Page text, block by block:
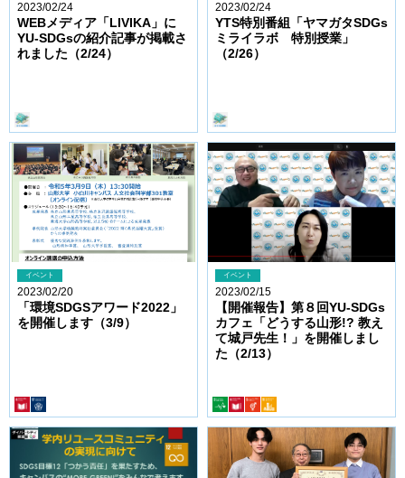
2023/02/24
WEBメディア「LIVIKA」に
YU-SDGsの紹介記事が掲載さ
れました（2/24）
2023/02/24
YTS特別番組「ヤマガタSDGs
ミライラボ 特別授業」
（2/26）
イベント
2023/02/20
「環境SDGSアワード2022」
を開催します（3/9）
イベント
2023/02/15
【開催報告】第８回YU-SDGs
カフェ「どうする山形!? 教え
て城戸先生！」を開催しまし
た（2/13）